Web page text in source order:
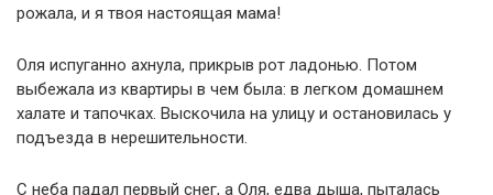
рожала, и я твоя настоящая мама!
Оля испуганно ахнула, прикрыв рот ладонью. Потом
выбежала из квартиры в чем была: в легком домашнем
халате и тапочках. Выскочила на улицу и остановилась у
подъезда в нерешительности.
С неба падал первый снег, а Оля, едва дыша, пыталась